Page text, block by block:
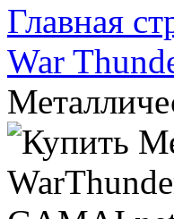
Главная
War